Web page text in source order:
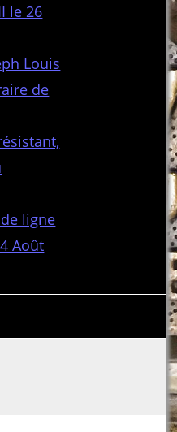
le 26
Louis
de
de ligne
Août